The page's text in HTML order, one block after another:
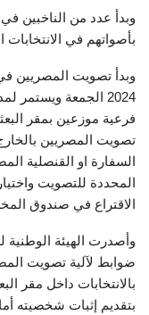
وبدأ عدد من الناخبين في
بأصواتهم في الانتخابات
وبدأ تصويت المصريين
فرعية موزعين بمقر
تصويت المصريين
السفارة او القنصلية
المحددة للتصويت
الاقتراع في صندوق
وأصدرت الهيئة الوطنية
ضوابط لآلية تصويت
بالانتخابات داخل مقر
بتقديم إثبات شخصيته